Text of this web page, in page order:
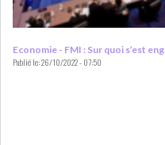
Economie - FMI : Sur quoi s’est
Publié le:26/10/2022 - 07:50